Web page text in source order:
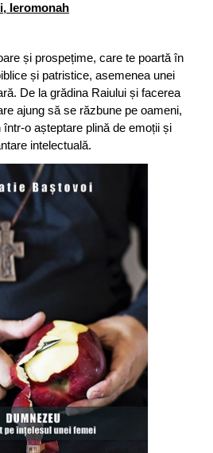
Ieromonah
și prospețime, care te poartă în
și patristice, asemenea unei
De la grădina Raiului și facerea
ajung să se răzbune pe oameni,
o așteptare plină de emoții și
intelectuală.